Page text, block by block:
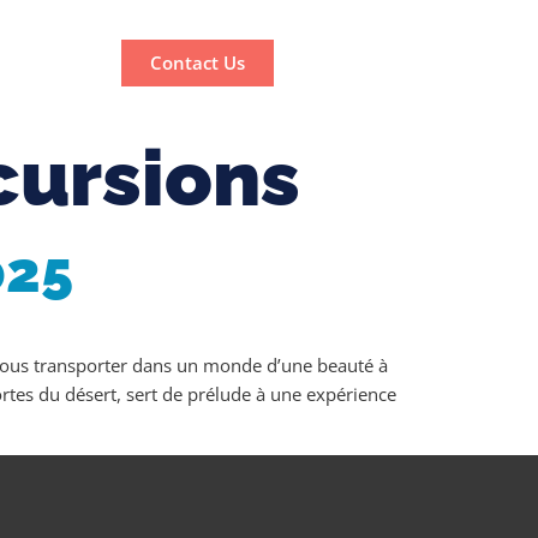
Contact Us
transporter dans un monde d’une beauté à
du désert, sert de prélude à une expérience